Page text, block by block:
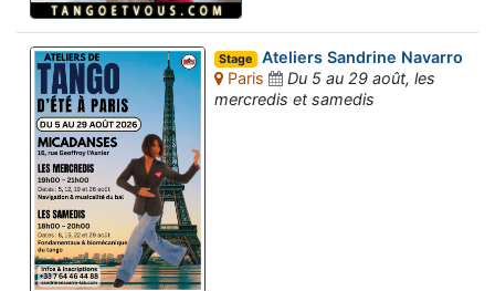
Stage Ateliers Sandrine Navarro
Paris
Du 5 au 29 août, les
mercredis et samedis